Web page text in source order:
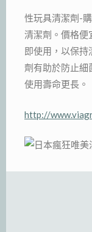
性玩具清潔劑-
清潔劑。價格便
即使用，以保
劑有助於防止細
使用壽命更長。
http://